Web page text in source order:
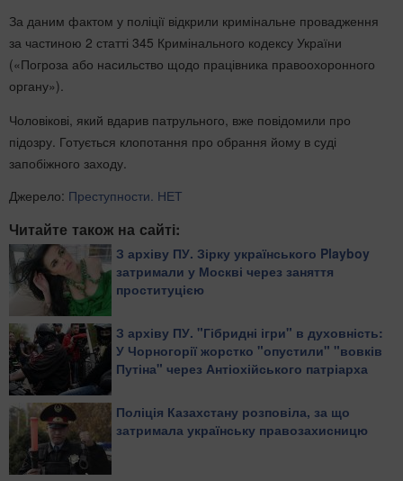
За даним фактом у поліції відкрили кримінальне провадження
за частиною 2 статті 345 Кримінального кодексу України
(«Погроза або насильство щодо працівника правоохоронного
органу»).
Чоловікові, який вдарив патрульного, вже повідомили про
підозру. Готується клопотання про обрання йому в суді
запобіжного заходу.
Джерело: Преступности. НЕТ
Читайте також на сайті:
З архіву ПУ. Зірку українського Playboy
затримали у Москві через заняття
проституцією
З архіву ПУ. "Гібридні ігри" в духовність:
У Чорногорії жорстко "опустили" "вовків
Путіна" через Антіохійського патріарха
Поліція Казахстану розповіла, за що
затримала українську правозахисницю